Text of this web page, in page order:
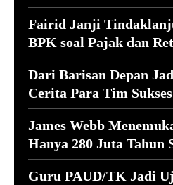
Fairid Janji
BPK soal Pajak dan
Dari Barisan Depan
Cerita Para Tim Sukses
James Webb
Hanya 280 Juta Tahun
Guru PAUD/TK Jadi